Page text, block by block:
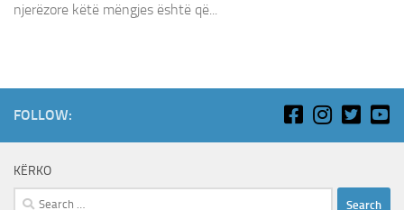
njerëzore këtë mëngjes është që...
FOLLOW:
KËRKO
Search